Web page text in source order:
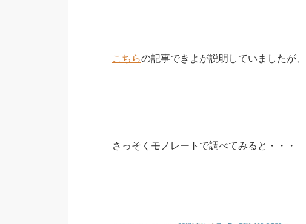
こちらの記事できよが説明していましたが、
さっそくモノレートで調べてみると・・・